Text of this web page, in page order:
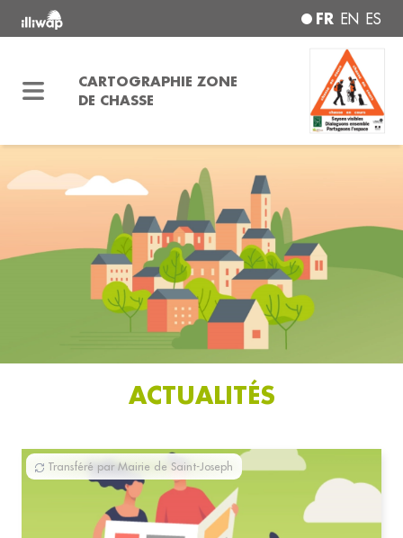
FR EN ES
CARTOGRAPHIE ZONE
DE CHASSE
ACTUALITÉS
Transféré par Mairie de Saint-Joseph